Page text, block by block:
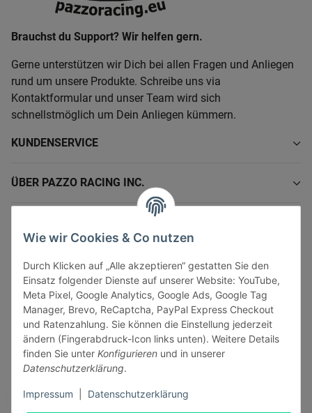
Wie wir Cookies & Co nutzen
Durch Klicken auf „Alle akzeptieren“ gestatten Sie den
Einsatz folgender Dienste auf unserer Website: YouTube,
Meta Pixel, Google Analytics, Google Ads, Google Tag
Manager, Brevo, ReCaptcha, PayPal Express Checkout
und Ratenzahlung. Sie können die Einstellung jederzeit
ändern (Fingerabdruck-Icon links unten). Weitere Details
finden Sie unter Konfigurieren und in unserer
Datenschutzerklärung.
Impressum Datenschutzerklärung
Brauchst du Support? Wir helfen gern.
Gerne unterstützen wir Dich bei allen Fragen und Anliegen
rund um unsere Produkte. Schreibe uns via
Kontaktformular und unser Team wird sich
schnellstmöglich um Dein Anliegen kümmern.
KUNDENSERVICE
ÜBER PAZZO RACING INC.
GESETZLICHE INFORMATIONEN
Vertrag widerrufen
Sicher bezahlen via: